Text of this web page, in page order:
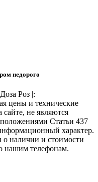
недорого
Роз |:
цены и технические
сайте, не являются
Статьи 437
характер.
наличии и стоимости
нашим телефонам.